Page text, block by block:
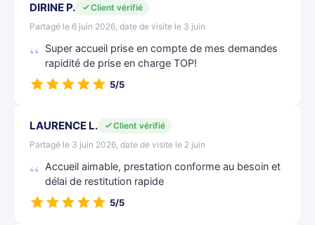
DIRINE P.
Client vérifié
Partagé le 6 juin 2026, date de visite le 3 juin
Super accueil prise en compte de mes demandes
rapidité de prise en charge TOP!
5/5
LAURENCE L.
Client vérifié
Partagé le 3 juin 2026, date de visite le 2 juin
Accueil aimable, prestation conforme au besoin et
délai de restitution rapide
5/5